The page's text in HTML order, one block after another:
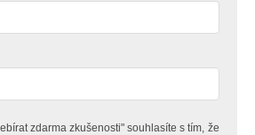
zdarma zkušenosti" souhlasíte s tím, že